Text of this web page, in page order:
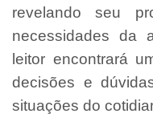
revelando seu
necessidades da
leitor encontrará
decisões e
situações do